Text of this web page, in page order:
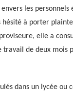
les personnels
hésité à porter
elle a
travail de deux mois
dans un lycée ou